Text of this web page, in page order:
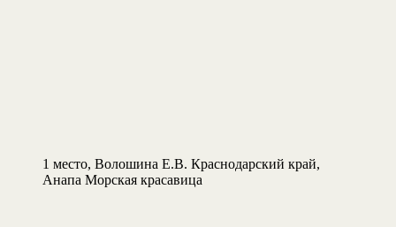
1 место, Волошина Е.В. Краснодарский край,
Анапа Морская красавица